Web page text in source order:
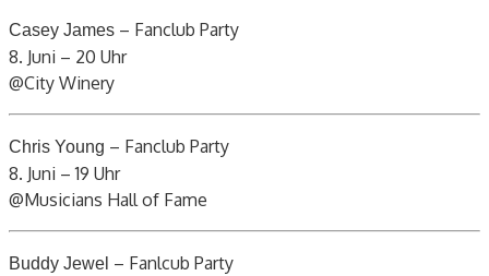
Casey James – Fanclub Party
8. Juni – 20 Uhr
@City Winery
Chris Young – Fanclub Party
8. Juni – 19 Uhr
@Musicians Hall of Fame
Buddy Jewel – Fanlcub Party